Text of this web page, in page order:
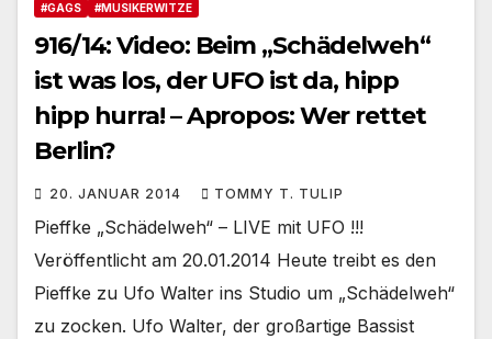
#GAGS #MUSIKERWITZE
916/14: Video: Beim „Schädelweh“
ist was los, der UFO ist da, hipp
hipp hurra! – Apropos: Wer rettet
Berlin?
20. JANUAR 2014 TOMMY T. TULIP
Pieffke „Schädelweh“ – LIVE mit UFO !!!
Veröffentlicht am 20.01.2014 Heute treibt es den
Pieffke zu Ufo Walter ins Studio um „Schädelweh“
zu zocken. Ufo Walter, der großartige Bassist